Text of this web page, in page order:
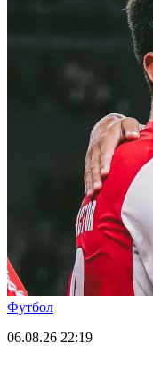
Футбол
06.08.26 22:19